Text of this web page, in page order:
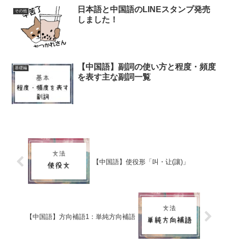
その他
日本語と中国語のLINEスタンプ発売
しました！
基礎編
【中国語】副詞の使い方と程度・頻度
を表す主な副詞一覧
【中国語】使役形「叫・让(讓)」
【中国語】方向補語1：単純方向補語